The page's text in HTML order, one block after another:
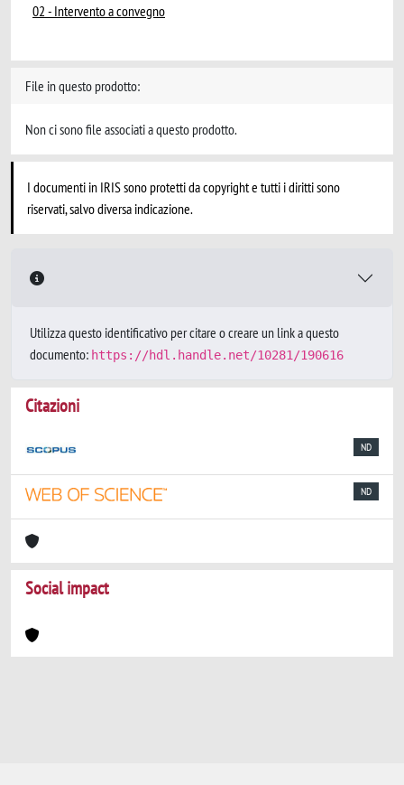
02 - Intervento a convegno
File in questo prodotto:
Non ci sono file associati a questo prodotto.
I documenti in IRIS sono protetti da copyright e tutti i diritti sono
riservati, salvo diversa indicazione.
Utilizza questo identificativo per citare o creare un link a questo
documento: https://hdl.handle.net/10281/190616
Citazioni
ND
ND
Social impact